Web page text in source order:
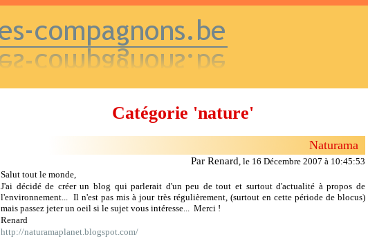
Catégorie 'nature'
Naturama
Par Renard le 16 Décembre 2007 à 10:45:53
Salut tout le monde,
J'ai décidé de créer un blog qui parlerait d'un peu de tout et surtout d'actualité à propos de
l'environnement... Il n'est pas mis à jour très régulièrement, (surtout en cette période de blocus)
mais passez jeter un oeil si le sujet vous intéresse... Merci !
Renard
http://naturamaplanet.blogspot.com/